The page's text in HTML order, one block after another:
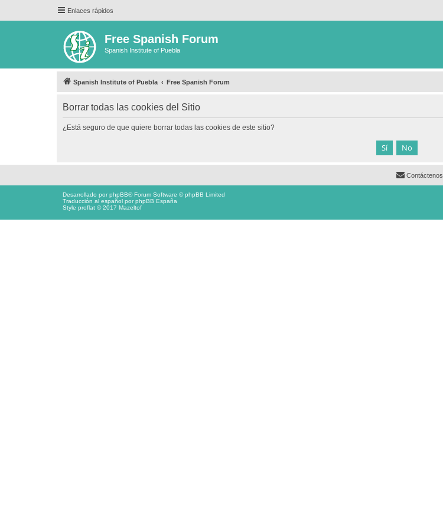
Enlaces rápidos
Free Spanish Forum
Spanish Institute of Puebla
Spanish Institute of Puebla Free Spanish Forum
Borrar todas las cookies del Sitio
¿Está seguro de que quiere borrar todas las cookies de este sitio?
Contáctenos
Desarrollado porphpBB® Forum Software © phpBB Limited
Traducción al español porphpBB España
Style proflat © 2017 Mazeltof